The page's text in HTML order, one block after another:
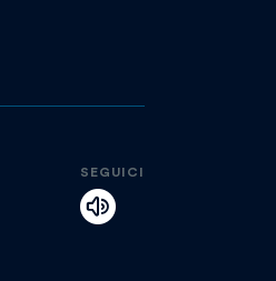
SEGUICI